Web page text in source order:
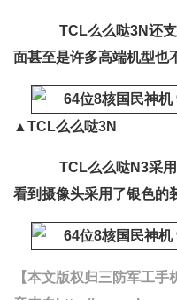
TCL么么哒3N还支
面甚至是许多高端机型也
▲ TCL么么哒3N
TCL么么哒N3采用
看到摄像头采用了银色的
【本文版权归三防军工